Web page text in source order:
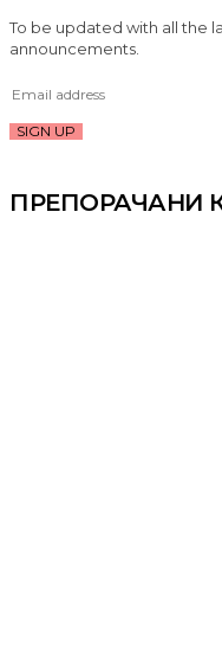
To be updated with all the
announcements.
SIGN UP
ПРЕПОРАЧАНИ